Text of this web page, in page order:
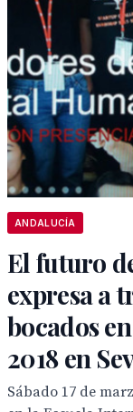
ANDALUCÍA
El futuro
expresa a
bocados
2018 en
Sábado 17 de